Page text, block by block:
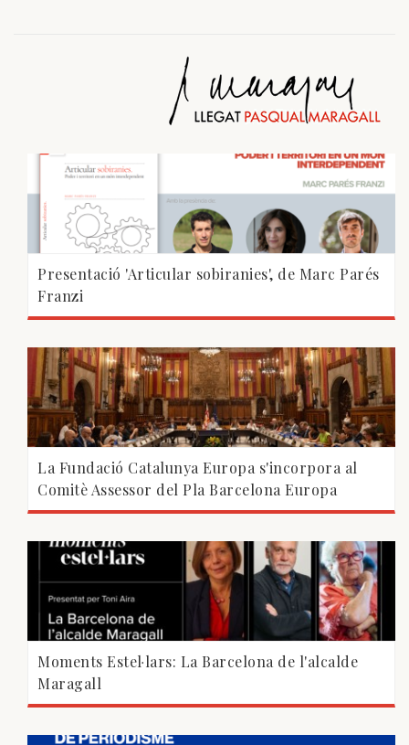
Presentació 'Articular sobiranies', de Marc Parés
Franzi
La Fundació Catalunya Europa s'incorpora al
Comitè Assessor del Pla Barcelona Europa
Moments Estel·lars: La Barcelona de l'alcalde
Maragall